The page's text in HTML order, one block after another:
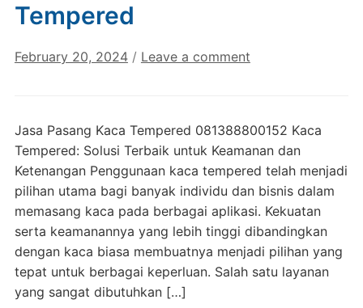
Tempered
February 20, 2024 / Leave a comment
Jasa Pasang Kaca Tempered 081388800152 Kaca
Tempered: Solusi Terbaik untuk Keamanan dan
Ketenangan Penggunaan kaca tempered telah menjadi
pilihan utama bagi banyak individu dan bisnis dalam
memasang kaca pada berbagai aplikasi. Kekuatan
serta keamanannya yang lebih tinggi dibandingkan
dengan kaca biasa membuatnya menjadi pilihan yang
tepat untuk berbagai keperluan. Salah satu layanan
yang sangat dibutuhkan […]